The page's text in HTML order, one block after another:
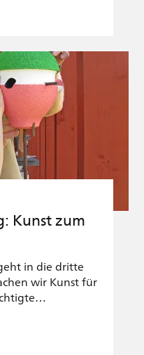
Kunst zum
in die dritte
wir Kunst für